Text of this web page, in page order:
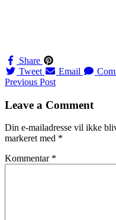
Share
Tweet
Email
Navigation
til
Previous Post
Leave a Comment
Din e-mailadresse vil ikke
markeret med *
Kommentar *